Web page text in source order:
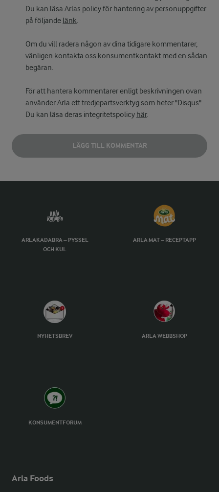
Du kan läsa Arlas policy för hantering av personuppgifter
på följande länk.
Om du vill radera någon av dina tidigare kommentarer,
vänligen kontakta oss konsumentkontakt med en sådan
begäran.
För att hantera kommentarer enligt beskrivningen ovan
använder Arla ett tredjepartsverktyg som heter "Disqus".
Du kan läsa deras integritetspolicy här.
LÄGG TILL KOMMENTAR
ARLAKADABRA – PYSSEL
OCH KUL
ARLA MAT – RECEPTAPP
NYHETSBREV ARLA WEBBSHOP
KONSUMENTFORUM
Arla Foods